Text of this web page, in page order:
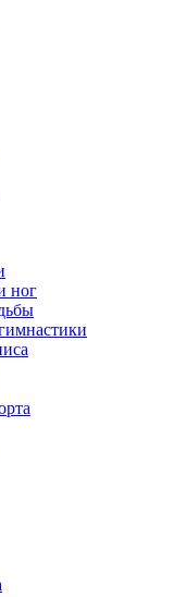
ног